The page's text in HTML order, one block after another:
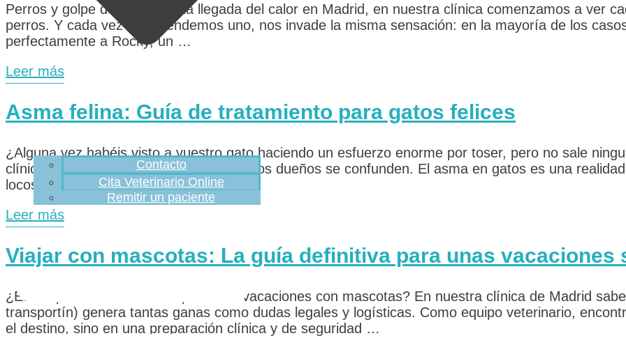
Contacto
Cita Veterinario Online
Remitir un paciente
Perros y golpe de calor Con la llegada del calor en Madrid, en nuestra clínica comenzamos a ver
perros. Y cada vez que atendemos uno, nos invade la misma sensación: en la mayoría de los
perfectamente a Rocky, un …
Leer más
Asma felina: Guía de tratamiento para gatos felices
¿Alguna vez habéis visto a vuestro gato haciendo un esfuerzo enorme por toser, pero no sale
clínica, ese es el momento en que muchos dueños se confunden. El asma en gatos es una
locos de los …
Leer más
Viajar con mascotas: La guía definitiva para unas vacaciones
¿Estáis planeando vuestras próximas vacaciones con mascotas? En nuestra clínica de Madrid
transportín) genera tantas ganas como dudas legales y logísticas. Como equipo veterinario,
el destino, sino en una preparación clínica y de seguridad …